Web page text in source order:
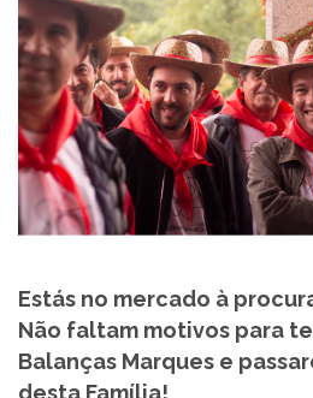
MARKETS
SOBRE NÓS
LOJA ONLINE
SUPORTE
PARCEIROS
Estás no mercado à
Não faltam motivos para
Balanças Marques e
desta Família!